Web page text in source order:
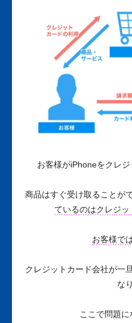
お客様がiPhoneをクレ
商品はすぐ受け取ることが
ているのはクレジ
お客様で
クレジットカード会社が一
な
ここで問題